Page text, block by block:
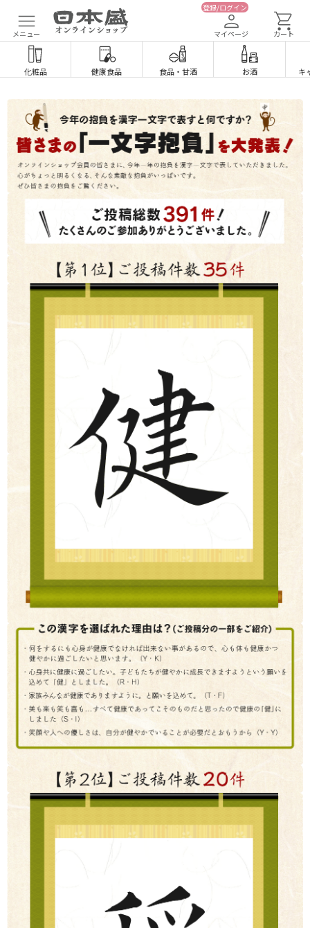
メニュー
登録/ログイン
マイページ カート
化粧品 健康食品 食品・ 甘酒 お酒 キ